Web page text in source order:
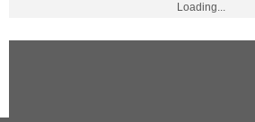
Loading...